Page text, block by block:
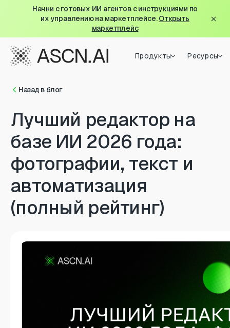
Начни с готовых ИИ агентов с инструкциями по
их управлению на маркетплейсе.Открыть
маркетплейс
Продукты Ресурсы
Назад в блог
Лучший редактор на
базе ИИ 2026 года:
фотографии, текст и
автоматизация
(полный рейтинг)